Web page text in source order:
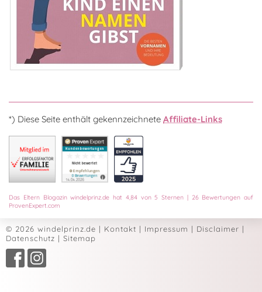
*) Diese Seite enthält gekennzeichnete Affiliate-Links
Das Eltern Blogazin windelprinz.de hat 4,84von5 Sternen | 26Bewertungen auf
ProvenExpert.com
© 2026 windelprinz.de | Kontakt | Impressum | Disclaimer |
Datenschutz | Sitemap